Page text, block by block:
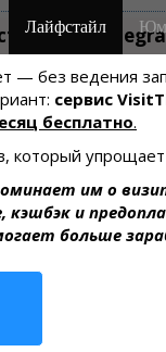
— без ведения
сервис
бесплатно.
который
им о
кэшбэк и
больше
Лайфстайл